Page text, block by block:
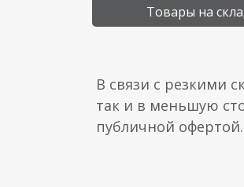
Товары на
В связи с резкими
так и в меньшую
публичной офертой.